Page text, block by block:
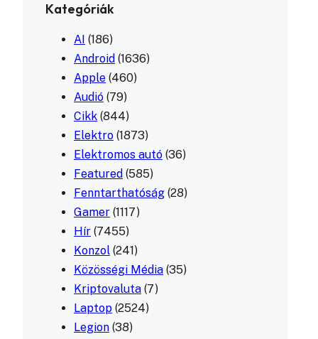
Kategóriák
AI (186)
Android (1636)
Apple (460)
Audió (79)
Cikk (844)
Elektro (1873)
Elektromos autó (36)
Featured (585)
Fenntarthatóság (28)
Gamer (1117)
Hír (7455)
Konzol (241)
Közösségi Média (35)
Kriptovaluta (7)
Laptop (2524)
Legion (38)